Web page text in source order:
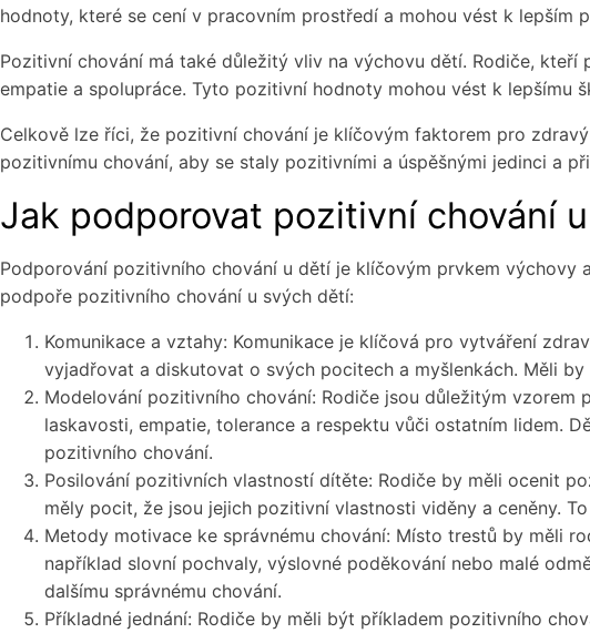
hodnoty, které se cení v pracovním prostředí a mohou vést k lepším
Pozitivní chování má také důležitý vliv na výchovu dětí. Rodiče,
empatie a spolupráce. Tyto pozitivní hodnoty mohou vést k lepšímu
Celkově lze říci, že pozitivní chování je klíčovým faktorem pro
pozitivnímu chování, aby se staly pozitivními a úspěšnými jedinci a
Jak podporovat pozitivní chování
Podporování pozitivního chování u dětí je klíčovým prvkem
podpoře pozitivního chování u svých dětí:
Komunikace a vztahy: Komunikace je klíčová pro vytváření
vyjadřovat a diskutovat o svých pocitech a myšlenkách. Měli
Modelování pozitivního chování: Rodiče jsou důležitým
laskavosti, empatie, tolerance a respektu vůči ostatním lidem.
pozitivního chování.
Posilování pozitivních vlastností dítěte: Rodiče by měli ocenit
měly pocit, že jsou jejich pozitivní vlastnosti viděny a ceněny.
Metody motivace ke správnému chování: Místo trestů by měli
například slovní pochvaly, výslovné poděkování nebo malé
dalšímu správnému chování.
Příkladné jednání: Rodiče by měli být příkladem pozitivního